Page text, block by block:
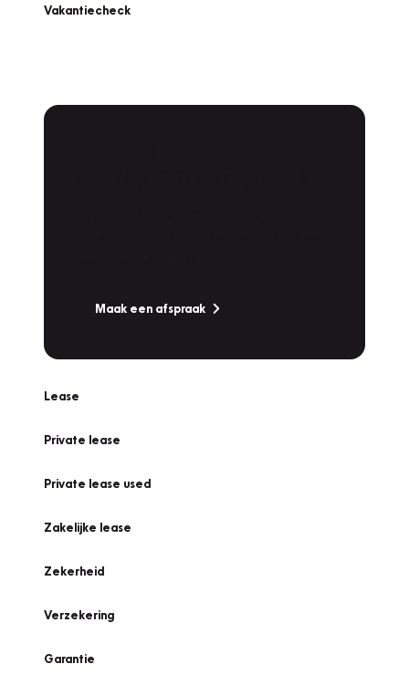
Vakantiecheck
Maak een afspraak
Lease
Private lease
Private lease used
Zakelijke lease
Zekerheid
Verzekering
Garantie